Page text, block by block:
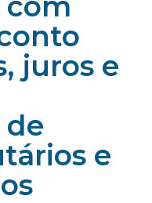
juros e
de
e